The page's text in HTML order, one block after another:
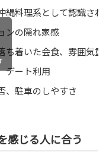
縄料理系として認識され
ンの隠れ家感
ち着いた会食、雰囲気重
デート利用
、駐車のしやすさ
感じる人に合う